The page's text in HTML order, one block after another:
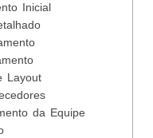
Inicial
Layout
da Equipe